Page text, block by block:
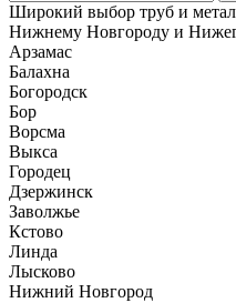
Широкий выбор труб и
Нижнему Новгороду и
Арзамас
Балахна
Богородск
Бор
Ворсма
Выкса
Городец
Дзержинск
Заволжье
Кстово
Линда
Лысково
Нижний Новгород